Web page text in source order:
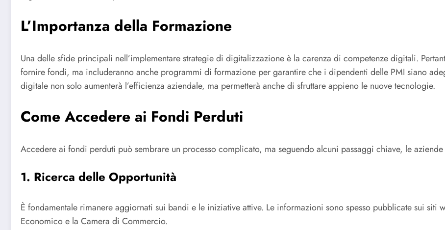
L’Importanza della Formazione
Una delle sfide principali nell’implementare strategie di digitalizzazione è la carenza di competenze digitali.
fornire fondi, ma includeranno anche programmi di formazione per garantire che i dipendenti delle PMI siano
digitale non solo aumenterà l’efficienza aziendale, ma permetterà anche di sfruttare appieno le nuove tecnologie.
Come Accedere ai Fondi Perduti
Accedere ai fondi perduti può sembrare un processo complicato, ma seguendo alcuni passaggi chiave, le
1. Ricerca delle Opportunità
È fondamentale rimanere aggiornati sui bandi e le iniziative attive. Le informazioni sono spesso pubblicate sui
Economico e la Camera di Commercio.